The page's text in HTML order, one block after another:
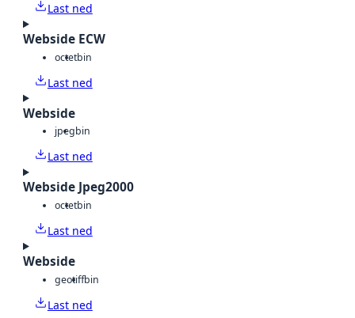
Last ned
Webside ECW
octetbin
Last ned
Webside
jpegbin
Last ned
Webside Jpeg2000
octetbin
Last ned
Webside
geotiffbin
Last ned